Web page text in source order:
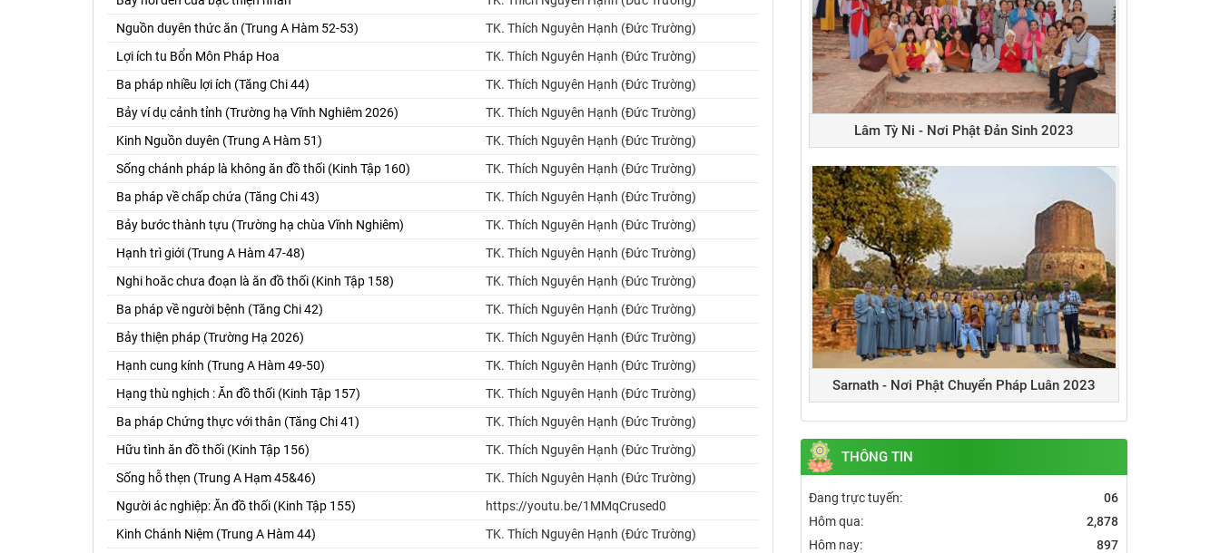
Nguồn duyên thức ăn (Trung A Hàm 52-53)
TK. Thích Nguyên Hạnh (Đức Trường)
Lợi ích tu Bổn Môn Pháp Hoa
TK. Thích Nguyên Hạnh (Đức Trường)
Ba pháp nhiều lợi ích (Tăng Chi 44)
TK. Thích Nguyên Hạnh (Đức Trường)
Bảy ví dụ cảnh tỉnh (Trường hạ Vĩnh Nghiêm 2026)
TK. Thích Nguyên Hạnh (Đức Trường)
Kinh Nguồn duyên (Trung A Hàm 51)
TK. Thích Nguyên Hạnh (Đức Trường)
Sống chánh pháp là không ăn đồ thối (Kinh Tập 160)
TK. Thích Nguyên Hạnh (Đức Trường)
Ba pháp về chấp chứa (Tăng Chi 43)
TK. Thích Nguyên Hạnh (Đức Trường)
Bảy bước thành tựu (Trường hạ chùa Vĩnh Nghiêm)
TK. Thích Nguyên Hạnh (Đức Trường)
Hạnh trì giới (Trung A Hàm 47-48)
TK. Thích Nguyên Hạnh (Đức Trường)
Nghi hoăc chưa đoạn là ăn đồ thối (Kinh Tập 158)
TK. Thích Nguyên Hạnh (Đức Trường)
Ba pháp về người bệnh (Tăng Chi 42)
TK. Thích Nguyên Hạnh (Đức Trường)
Bảy thiện pháp (Trường Hạ 2026)
TK. Thích Nguyên Hạnh (Đức Trường)
Hạnh cung kính (Trung A Hàm 49-50)
TK. Thích Nguyên Hạnh (Đức Trường)
Hạng thù nghịch : Ăn đồ thối (Kinh Tập 157)
TK. Thích Nguyên Hạnh (Đức Trường)
Ba pháp Chứng thực với thân (Tăng Chi 41)
TK. Thích Nguyên Hạnh (Đức Trường)
Hữu tình ăn đồ thối (Kinh Tập 156)
TK. Thích Nguyên Hạnh (Đức Trường)
Sống hỗ thẹn (Trung A Hạm 45&46)
TK. Thích Nguyên Hạnh (Đức Trường)
Người ác nghiệp: Ăn đồ thối (Kinh Tập 155)
https://youtu.be/1MMqCrused0
Kinh Chánh Niệm (Trung A Hàm 44)
TK. Thích Nguyên Hạnh (Đức Trường)
Lâm Tỳ Ni - Nơi Phật Đản Sinh 2023
Sarnath - Nơi Phật Chuyển Pháp Luân 2023
THÔNG TIN
Đang trực tuyến:
06
Hôm qua:
2,878
Hôm nay:
897